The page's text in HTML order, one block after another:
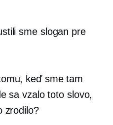
sme slogan pre
keď sme tam
sa vzalo toto slovo,
zrodilo?